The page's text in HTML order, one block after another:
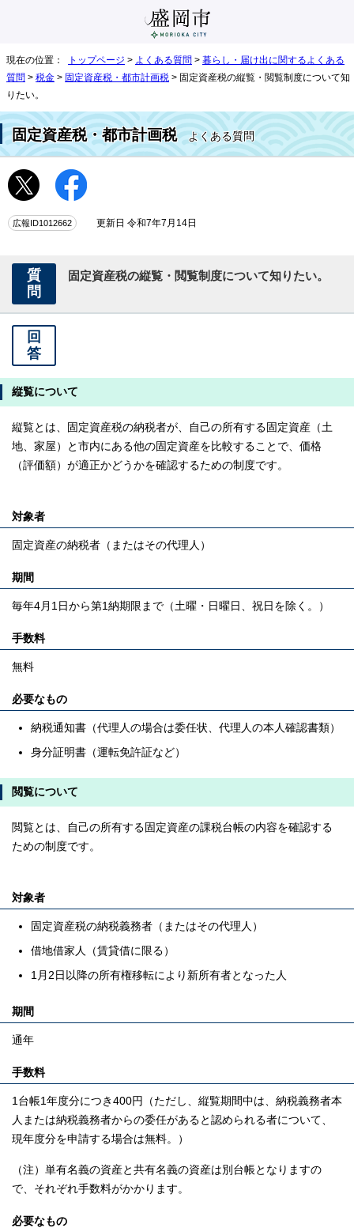
現在の位置： トップページ > よくある質問 > 暮らし・届け出に関するよくある
質問 > 税金 > 固定資産税・都市計画税 > 固定資産税の縦覧・閲覧制度について知
りたい。
固定資産税・都市計画税よくある質問
広報ID1012662 更新日 令和7年7月14日
質
問
固定資産税の縦覧・閲覧制度について知りたい。
回
答
縦覧について
縦覧とは、固定資産税の納税者が、自己の所有する固定資産（土
地、家屋）と市内にある他の固定資産を比較することで、価格
（評価額）が適正かどうかを確認するための制度です。
対象者
固定資産の納税者（またはその代理人）
期間
毎年4月1日から第1納期限まで（土曜・日曜日、祝日を除く。）
手数料
無料
必要なもの
納税通知書（代理人の場合は委任状、代理人の本人確認書類）
身分証明書（運転免許証など）
閲覧について
閲覧とは、自己の所有する固定資産の課税台帳の内容を確認する
ための制度です。
対象者
固定資産税の納税義務者（またはその代理人）
借地借家人（賃貸借に限る）
1月2日以降の所有権移転により新所有者となった人
期間
通年
手数料
1台帳1年度分につき400円（ただし、縦覧期間中は、納税義務者本
人または納税義務者からの委任があると認められる者について、
現年度分を申請する場合は無料。）
（注）単有名義の資産と共有名義の資産は別台帳となりますの
で、それぞれ手数料がかかります。
必要なもの